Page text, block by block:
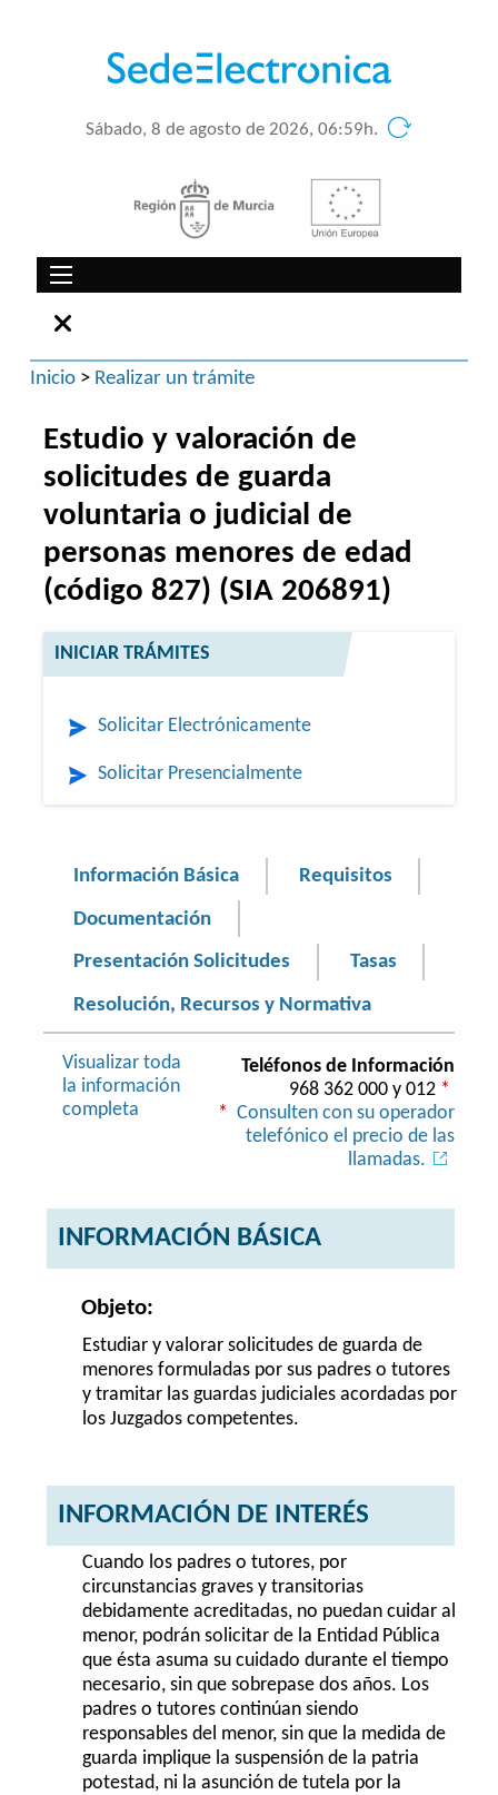
Sábado, 8 de agosto de 2026, 06:59h.
Inicio> Realizar un trámite
Estudio y valoración de
solicitudes de guarda
voluntaria o judicial de
personas menores de edad
(código 827) (SIA 206891)
INICIAR TRÁMITES
Solicitar Electrónicamente
Solicitar Presencialmente
Información Básica Requisitos
Documentación
Presentación Solicitudes Tasas
Resolución, Recursos y Normativa
Visualizar toda
la información
completa
Teléfonos de Información
968 362 000 y 012 *
*
Consulten con su operador
telefónico el precio de las
llamadas.
INFORMACIÓN BÁSICA
Objeto:
Estudiar y valorar solicitudes de guarda de
menores formuladas por sus padres o tutores
y tramitar las guardas judiciales acordadas por
los Juzgados competentes.
INFORMACIÓN DE INTERÉS
Cuando los padres o tutores, por
circunstancias graves y transitorias
debidamente acreditadas, no puedan cuidar al
menor, podrán solicitar de la Entidad Pública
que ésta asuma su cuidado durante el tiempo
necesario, sin que sobrepase dos años. Los
padres o tutores continúan siendo
responsables del menor, sin que la medida de
guarda implique la suspensión de la patria
potestad, ni la asunción de tutela por la